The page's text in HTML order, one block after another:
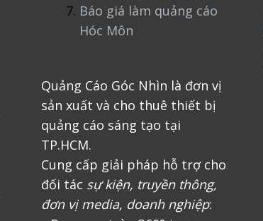
Báo giá làm quảng cáo
Hóc Môn
Quảng Cáo Góc Nhìn là đơn vị
sản xuất và cho thuê thiết bị
quảng cáo sáng tạo tại
TP.HCM.
Cung cấp giải pháp hỗ trợ cho
đối tác sự kiện, truyền thông,
đơn vị media, doanh nghiệp: